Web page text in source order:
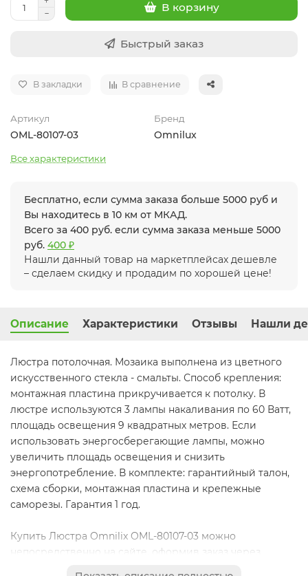
В корзину
Быстрый заказ
В закладки В сравнение
Артикул
OML-80107-03
Бренд
Omnilux
Все характеристики
Бесплатно, если сумма заказа больше 5000 руб и
Вы находитесь в 10 км от МКАД.
Всего за 400 руб. если сумма заказа меньше 5000
руб. 400 ₽
Нашли данный товар на маркетплейсах дешевле
– сделаем скидку и продадим по хорошей цене!
Описание Характеристики Отзывы Нашли
Люстра потолочная. Мозаика выполнена из цветного
искусственного стекла - смальты. Способ крепления:
монтажная пластина прикручивается к потолку. В
люстре используются 3 лампы накаливания по 60 Ватт,
площадь освещения 9 квадратных метров. Если
использовать энергосберегающие лампы, можно
увеличить площадь освещения и снизить
энергопотребление. В комплекте: гарантийный талон,
схема сборки, монтажная пластина и крепежные
саморезы. Гарантия 1 год.
Купить Люстра Omnilix OML-80107-03 можно
непосредственно на сайте, оформив заказ через